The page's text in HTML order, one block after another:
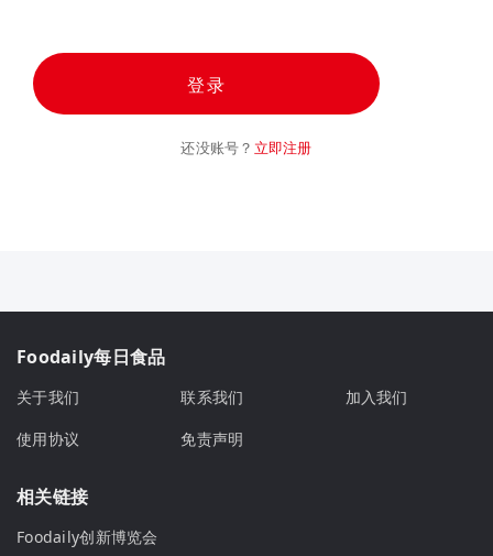
登录
还没账号？ 立即注册
Foodaily每日食品
关于我们 联系我们
加入我们
使用协议
免责声明
相关链接
Foodaily创新博览会